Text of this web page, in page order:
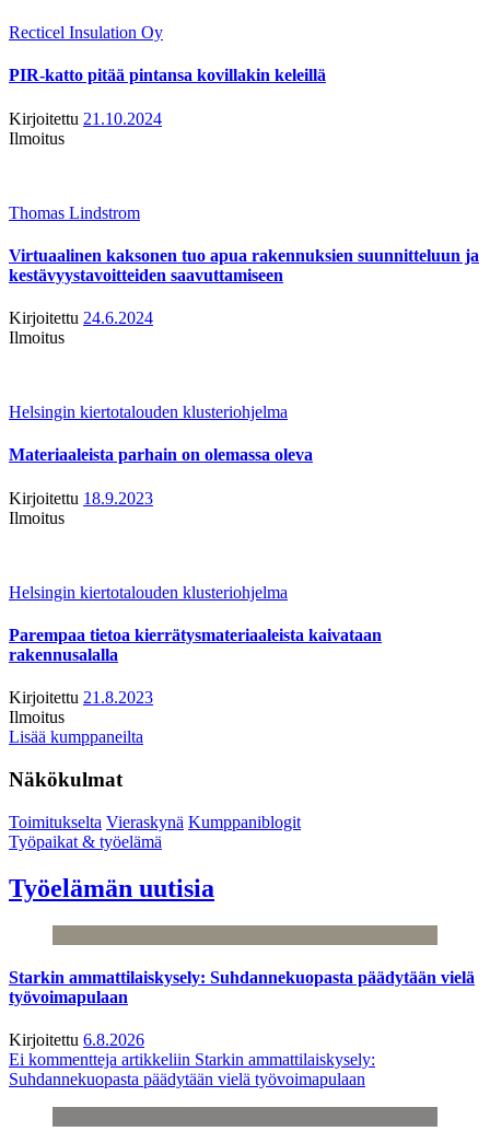
Recticel Insulation Oy
PIR-katto pitää pintansa kovillakin keleillä
Kirjoitettu 21.10.2024
Ilmoitus
Thomas Lindstrom
Virtuaalinen kaksonen tuo apua rakennuksien suunnitteluun ja
kestävyystavoitteiden saavuttamiseen
Kirjoitettu 24.6.2024
Ilmoitus
Helsingin kiertotalouden klusteriohjelma
Materiaaleista parhain on olemassa oleva
Kirjoitettu 18.9.2023
Ilmoitus
Helsingin kiertotalouden klusteriohjelma
Parempaa tietoa kierrätysmateriaaleista kaivataan
rakennusalalla
Kirjoitettu 21.8.2023
Ilmoitus
Lisää kumppaneilta
Näkökulmat
Toimitukselta Vieraskynä Kumppaniblogit
Työpaikat & työelämä
Työelämän uutisia
Starkin ammattilaiskysely: Suhdannekuopasta päädytään vielä
työvoimapulaan
Kirjoitettu 6.8.2026
Ei kommentteja artikkeliin Starkin ammattilaiskysely:
Suhdannekuopasta päädytään vielä työvoimapulaan